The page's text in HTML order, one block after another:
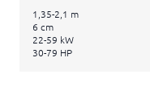
1,35-2,1 m
6 cm
22-59 kW
30-79 HP